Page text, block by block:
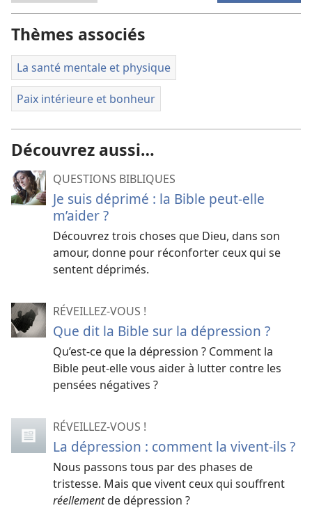
Thèmes associés
La santé mentale et physique
Paix intérieure et bonheur
Découvrez aussi…
QUESTIONS BIBLIQUES
Je suis déprimé : la Bible peut-elle
m’aider ?
Découvrez trois choses que Dieu, dans son
amour, donne pour réconforter ceux qui se
sentent déprimés.
RÉVEILLEZ-VOUS !
Que dit la Bible sur la dépression ?
Qu’est-ce que la dépression ? Comment la
Bible peut-elle vous aider à lutter contre les
pensées négatives ?
RÉVEILLEZ-VOUS !
La dépression : comment la vivent-ils ?
Nous passons tous par des phases de
tristesse. Mais que vivent ceux qui souffrent
réellementde dépression ?